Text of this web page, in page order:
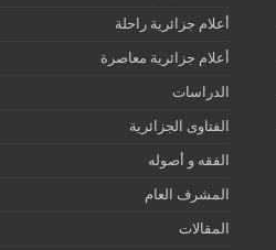
أعلام جزائرية راحلة
أعلام جزائرية معاصرة
الدراسات
الفتاوى الجزائرية
الفقه و أصوله
المشرف العام
المقالات